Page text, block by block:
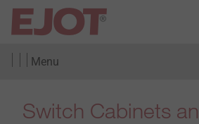
Menu
Switch Cabinets